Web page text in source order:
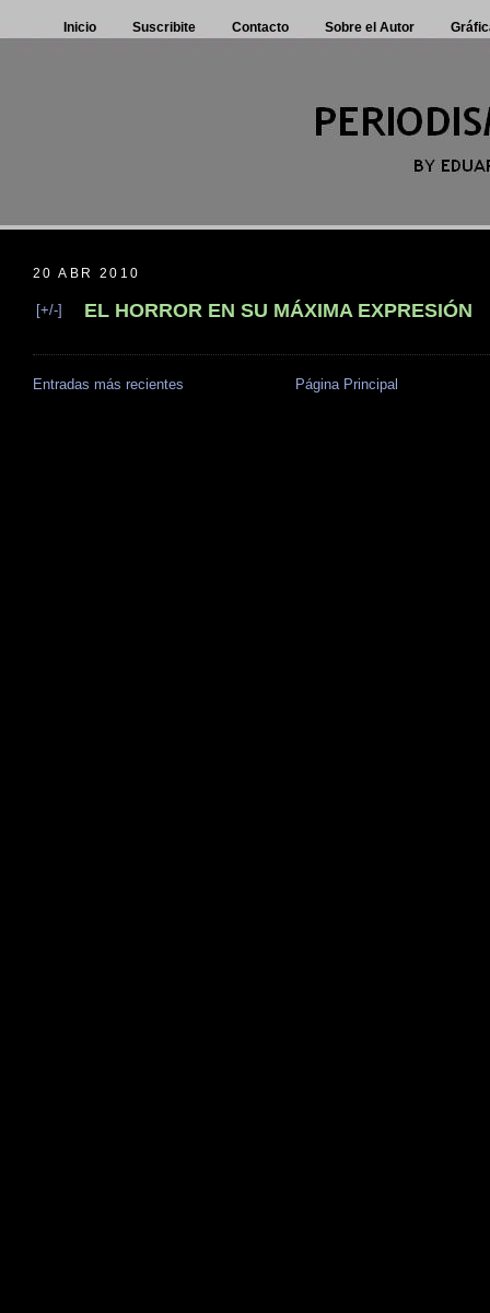
Inicio Suscribite Contacto Sobre el Autor
20 ABR 2010
[+/-] EL HORROR EN SU MÁXIMA EXPRESIÓN
Entradas más recientes Página Principal